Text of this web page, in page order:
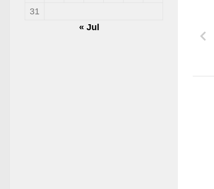
31
« Jul